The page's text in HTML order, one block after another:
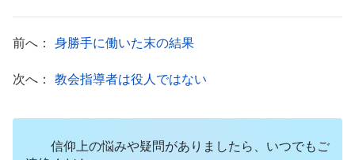
てみんなと相談していれば、こんなことにはならな
り弱ってしまった。神に背いたとわかり、本当につ
その後、ある姉妹に自分の状態を打ち明ける
前へ： 身勝手に働いた末の結果
次へ： 教会指導者は役人ではない
信仰上の悩みや疑問がありましたら、いつでもご